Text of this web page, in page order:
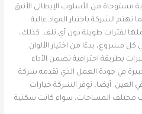
من الأسلوب الإيطالي الأنيق
الشركة باختيار المواد عالية
لفترات طويلة دون أي تلف. كذلك،
كل مشروع، بدءًا من اختيار الألوان
بطريقة احترافية تضمن الأداء
في جودة العمل الذي تقدمه شركة
العين. أيضا، توفر الشركة خيارات
مختلف المساحات، سواء كانت سكنية